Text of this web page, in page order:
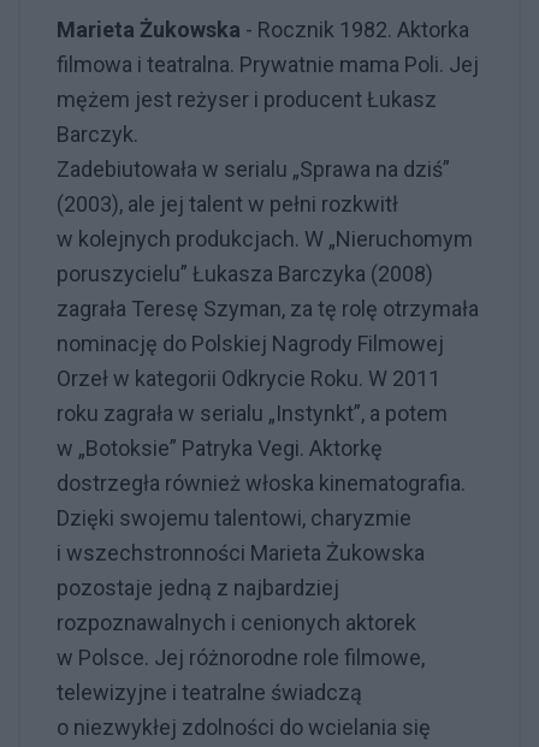
Marieta Żukowska - Rocznik 1982. Aktorka
filmowa i teatralna. Prywatnie mama Poli. Jej
mężem jest reżyser i producent Łukasz
Barczyk.
Zadebiutowała w serialu „Sprawa na dziś”
(2003), ale jej talent w pełni rozkwitł
w kolejnych produkcjach. W „Nieruchomym
poruszycielu” Łukasza Barczyka (2008)
zagrała Teresę Szyman, za tę rolę otrzymała
nominację do Polskiej Nagrody Filmowej
Orzeł w kategorii Odkrycie Roku. W 2011
roku zagrała w serialu „Instynkt”, a potem
w „Botoksie” Patryka Vegi. Aktorkę
dostrzegła również włoska kinematografia.
Dzięki swojemu talentowi, charyzmie
i wszechstronności Marieta Żukowska
pozostaje jedną z najbardziej
rozpoznawalnych i cenionych aktorek
w Polsce. Jej różnorodne role filmowe,
telewizyjne i teatralne świadczą
o niezwykłej zdolności do wcielania się